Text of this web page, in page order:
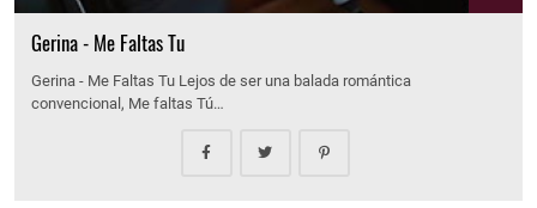
Gerina - Me Faltas Tu
Gerina - Me Faltas Tu Lejos de ser una balada romántica
convencional, Me faltas Tú…